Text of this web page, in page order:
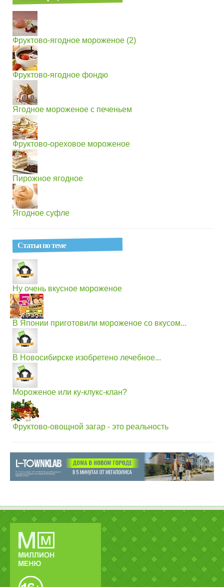
Фруктово-ягодное мороженое (2)
Фруктово-ягодное фондю
Ягодное мороженое с печеньем
Фруктово-ореховое мороженое
Пирожное ягодное
Ягодное суфле
Статьи по теме
Ну очень вкусное мороженое
В Японии приготовили мороженое со вкусом...
В Новосибирске изобретено лечебное...
Мороженое или ку-клукс-клан?
Фруктово-овощной загар - это реальность